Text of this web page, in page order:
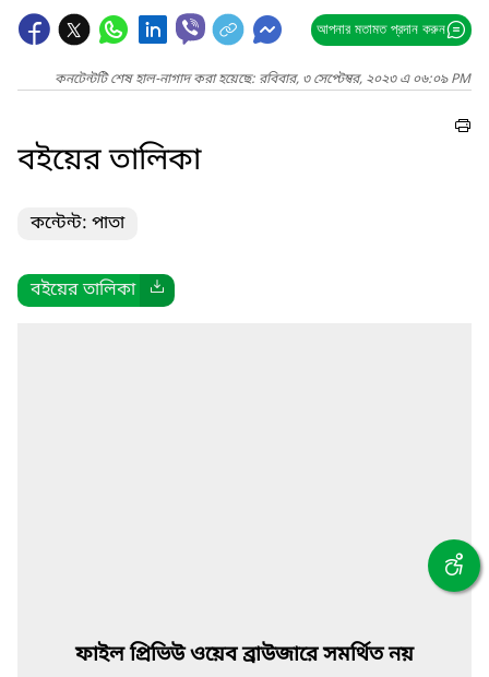
আপনার মতামত প্রদান করুন
কনটেন্টটি শেষ হাল-নাগাদ করা হয়েছে: রবিবার, ৩ সেপ্টেম্বর, ২০২৩ এ ০৬:০৯ PM
বইয়ের তালিকা
কন্টেন্ট: পাতা
বইয়ের তালিকা
ফাইল প্রিভিউ ওয়েব ব্রাউজারে সমর্থিত নয়